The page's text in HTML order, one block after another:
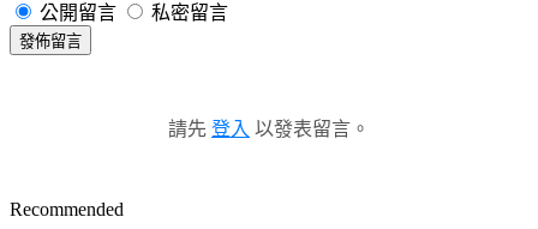
公開留言 私密留言
發佈留言
請先 登入 以發表留言。
Recommended